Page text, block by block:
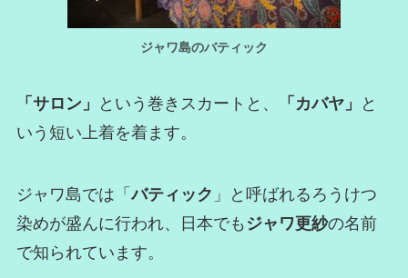
ジャワ島のバティック
「サロン」 という巻きスカートと、 「カバヤ」
と
いう短い上着を着ます。
ジャワ島では「バティック 」と呼ばれるろうけつ
染めが盛んに行われ、日本でも ジャワ更紗の名前
で知られています。